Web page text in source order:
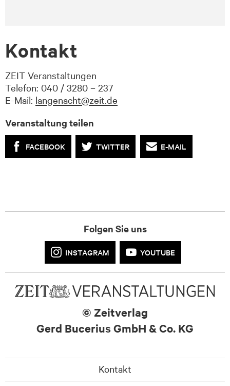
Kontakt
ZEIT Veranstaltungen
Telefon: 040 / 3280 – 237
E-Mail: langenacht@zeit.de
Veranstaltung teilen
FACEBOOK TWITTER E-MAIL
Folgen Sie uns
INSTAGRAM YOUTUBE
© Zeitverlag
Gerd Bucerius GmbH & Co. KG
Kontakt